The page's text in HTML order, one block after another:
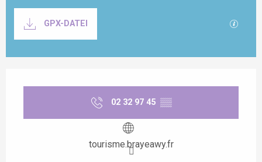
GPX-DATEI Mit
02 32 97 45 ▒▒
tourisme.brayeawy.fr